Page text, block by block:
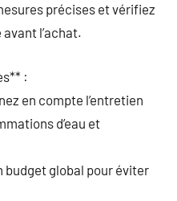
précises et vérifiez
l’achat.
:
en compte l’entretien
d’eau et
budget global pour éviter